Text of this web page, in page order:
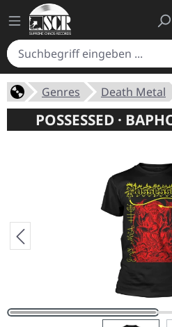
Genres Death Metal
POSSESSED ·